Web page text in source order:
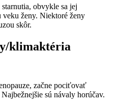
klimaktéria
začne pociťovať
sú návaly horúčav.